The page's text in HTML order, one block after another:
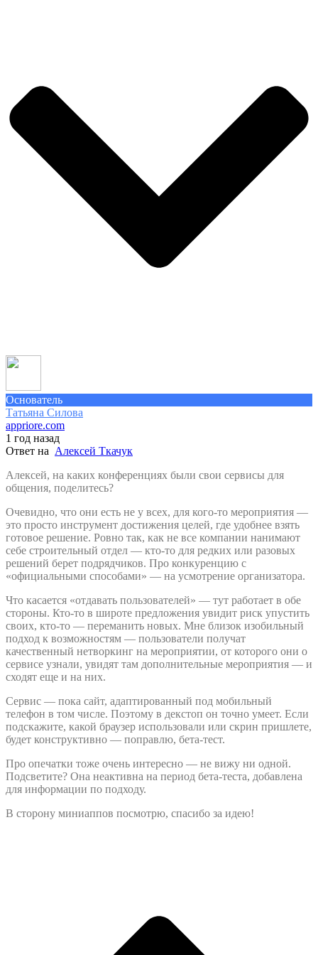
Основатель
Татьяна Силова
appriore.com
1 год назад
Ответ на Алексей Ткачук
Алексей, на каких конференциях были свои сервисы для
общения, поделитесь?
Очевидно, что они есть не у всех, для кого-то мероприятия —
это просто инструмент достижения целей, где удобнее взять
готовое решение. Ровно так, как не все компании нанимают
себе строительный отдел — кто-то для редких или разовых
решений берет подрядчиков. Про конкуренцию с
«официальными способами» — на усмотрение организатора.
Что касается «отдавать пользователей» — тут работает в обе
стороны. Кто-то в широте предложения увидит риск упустить
своих, кто-то — переманить новых. Мне близок изобильный
подход к возможностям — пользователи получат
качественный нетворкинг на мероприятии, от которого они о
сервисе узнали, увидят там дополнительные мероприятия — и
сходят еще и на них.
Сервис — пока сайт, адаптированный под мобильный
телефон в том числе. Поэтому в декстоп он точно умеет. Если
подскажите, какой браузер использовали или скрин пришлете,
будет конструктивно — поправлю, бета-тест.
Про опечатки тоже очень интересно — не вижу ни одной.
Подсветите? Она неактивна на период бета-теста, добавлена
для информации по подходу.
В сторону миниаппов посмотрю, спасибо за идею!